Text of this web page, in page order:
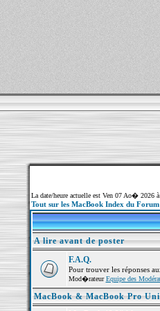
La date/heure actuelle est Ven 07 Ao� 2026
Tout sur les MacBook Index du Forum
A lire avant de poster
F.A.Q.
Pour trouver les réponses
Mod�rateurEquipe des
MacBook & MacBook Pro